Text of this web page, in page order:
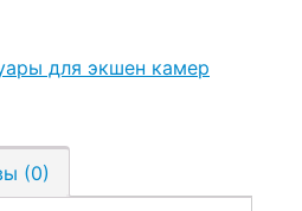
для экшен камер
(0)